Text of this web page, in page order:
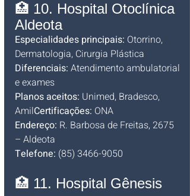
🏥 10. Hospital Otoclínica
Aldeota
Especialidades principais: Otorrino,
Dermatologia, Cirurgia Plástica
Diferenciais: Atendimento ambulatorial
e exames
Planos aceitos: Unimed, Bradesco,
AmilCertificações: ONA
Endereço: R. Barbosa de Freitas, 2675
– Aldeota
Telefone: (85) 3466-9050
🏥 11. Hospital Gênesis